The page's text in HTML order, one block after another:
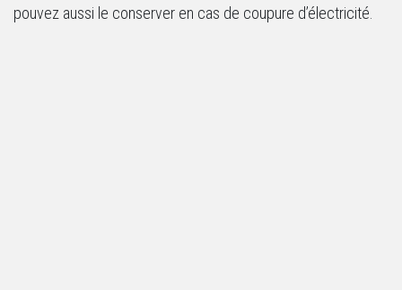
pouvez aussi le conserver en cas de coupure d’électricité.